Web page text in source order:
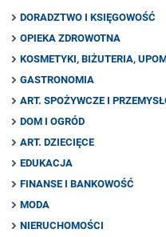
DORADZTWO I KSIĘGOWOŚĆ
OPIEKA ZDROWOTNA
KOSMETYKI, BIŻUTERIA,
GASTRONOMIA
ART. SPOŻYWCZE I
DOM I OGRÓD
ART. DZIECIĘCE
EDUKACJA
FINANSE I BANKOWOŚĆ
MODA
NIERUCHOMOŚCI